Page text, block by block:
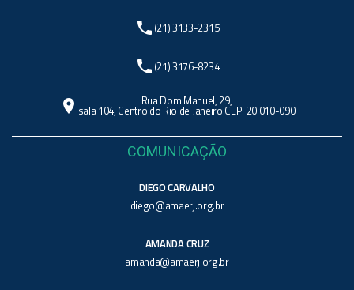
phone (21) 3133-2315
phone (21) 3176-8234
location_on Rua Dom Manuel, 29,
sala 104, Centro do Rio de Janeiro CEP: 20.010-090
COMUNICAÇÃO
DIEGO CARVALHO
diego@amaerj.org.br
AMANDA CRUZ
amanda@amaerj.org.br